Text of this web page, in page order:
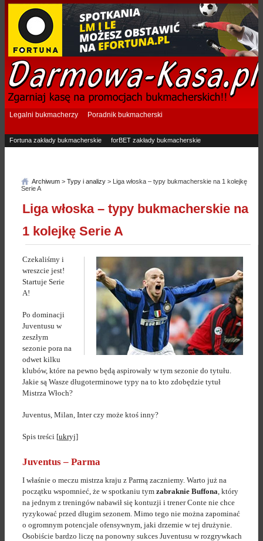
Legalni bukmacherzy Poradnik bukmacherski
Fortuna zakłady bukmacherskie
forBET zakłady bukmacherskie
Archiwum > Typy i analizy > Liga włoska – typy bukmacherskie na 1 kolejkę
Serie A
Liga włoska – typy bukmacherskie na
1 kolejkę Serie A
Czekaliśmy i
wreszcie jest!
Startuje Serie
A!
Po dominacji
Juventusu w
zeszłym
sezonie pora na
odwet kilku
klubów, które na pewno będą aspirowały w tym sezonie do tytułu.
Jakie są Wasze długoterminowe typy na to kto zdobędzie tytuł
Mistrza Włoch?
Juventus, Milan, Inter czy może ktoś inny?
Spis treści [ukryj]
Juventus – Parma
I właśnie o meczu mistrza kraju z Parmą zaczniemy. Warto już na
początku wspomnieć, że w spotkaniu tym zabraknie Buffona, który
na jednym z treningów nabawił się kontuzji i trener Conte nie chce
ryzykować przed długim sezonem. Mimo tego nie można zapominać
o ogromnym potencjale ofensywnym, jaki drzemie w tej drużynie.
Osobiście bardzo liczę na ponowny sukces Juventusu w rozgrywkach